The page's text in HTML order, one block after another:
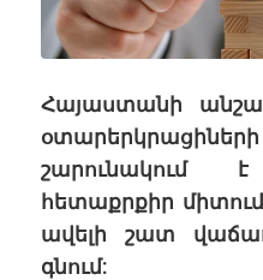
Հայաստանի
շարունակում
հետաքրքիր
ավելի շատ
գնում: